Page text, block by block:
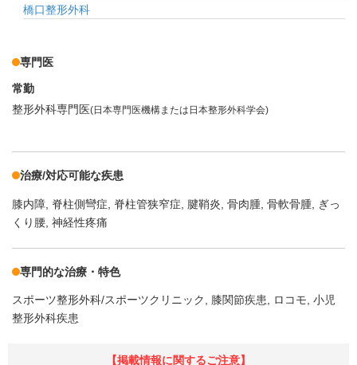
橋口整形外科
専門医
常勤
整形外科専門医(日本専門医機構または日本整形外科学会)
治療/対応可能な疾患
膝内障 脊柱側彎症 脊柱管狭窄症 腱鞘炎 骨肉腫 骨軟骨腫
ぎっ
くり腰 神経性疼痛
専門的な治療・特色
スポーツ整形外科/スポーツクリニック 膝関節疾患 ロコモ 小児
整形外科疾患
【掲載情報に関するご注意】